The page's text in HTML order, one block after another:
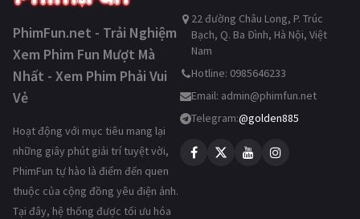
PhimFun.net - Trải Nghiệm
Xem Phim Fun Mượt Mà
Nhất - Xem Phim Phải Vui
Vẻ
Hoạt động với mục tiêu mang lại
những giây phút giải trí tuyệt vời,
PhimFun tự hào là điểm đến quen
thuộc của cộng đồng yêu điện ảnh.
Tại đây, hệ thống được tối ưu hóa
22 đường Châu Long, P. Trúc
Bạch, Q. Ba Đình, Hà Nội, Việt
Nam
Hotline: 0985646233
Email: admin@phimfun.net
Telegram:@golden885